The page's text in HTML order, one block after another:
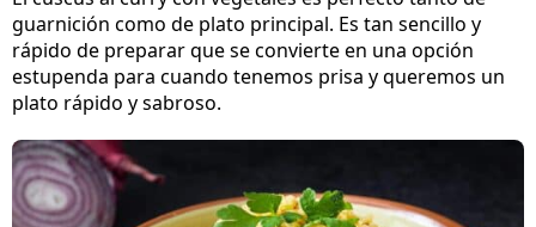
guarnición como de plato principal. Es tan sencillo y
rápido de preparar que se convierte en una opción
estupenda para cuando tenemos prisa y queremos un
plato rápido y sabroso.